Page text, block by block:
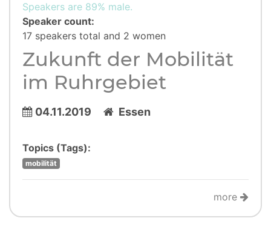
Speakers are 89% male.
Speaker count:
17 speakers total and 2 women
Zukunft der Mobilität
im Ruhrgebiet
04.11.2019 Essen
Topics (Tags):
mobilität
more